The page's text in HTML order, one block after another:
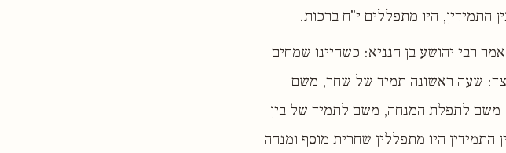
התמידין, היו מתפללים י"ח ברכות.
רבי יהושע בן חנניא: כשהיינו שמחים
שעה ראשונה תמיד של שחר, משם
משם לתפלת המנחה, משם לתמיד של בין
התמידין היו מתפללין שחרית מוסף ומנחה